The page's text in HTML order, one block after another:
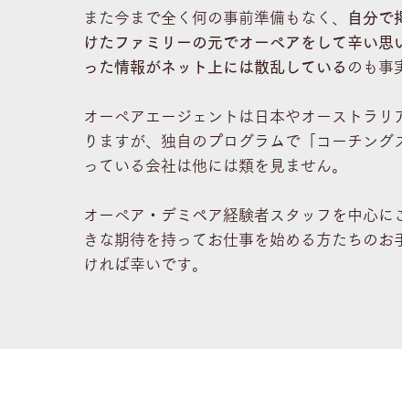
また今まで全く何の事前準備もなく、
自分で
けたファミリーの元でオーぺアをして辛い思
った情報がネット上には散乱している のも事
オーぺアエージェントは日本やオーストラリ
りますが、独自のプログラムで「コーチング
っている会社は他には類を見ません。
オーぺア・デミペア経験者スタッフを中心に
きな期待を持ってお仕事を始める方たちのお
ければ幸いです。